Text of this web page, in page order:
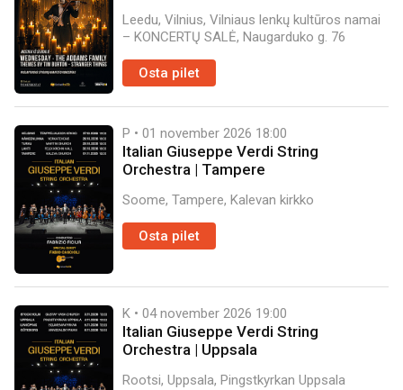
Leedu, Vilnius, Vilniaus lenkų kultūros namai
– KONCERTŲ SALĖ, Naugarduko g. 76
Osta pilet
P • 01 november 2026 18:00
Italian Giuseppe Verdi String
Orchestra | Tampere
Soome, Tampere, Kalevan kirkko
Osta pilet
K • 04 november 2026 19:00
Italian Giuseppe Verdi String
Orchestra | Uppsala
Rootsi, Uppsala, Pingstkyrkan Uppsala